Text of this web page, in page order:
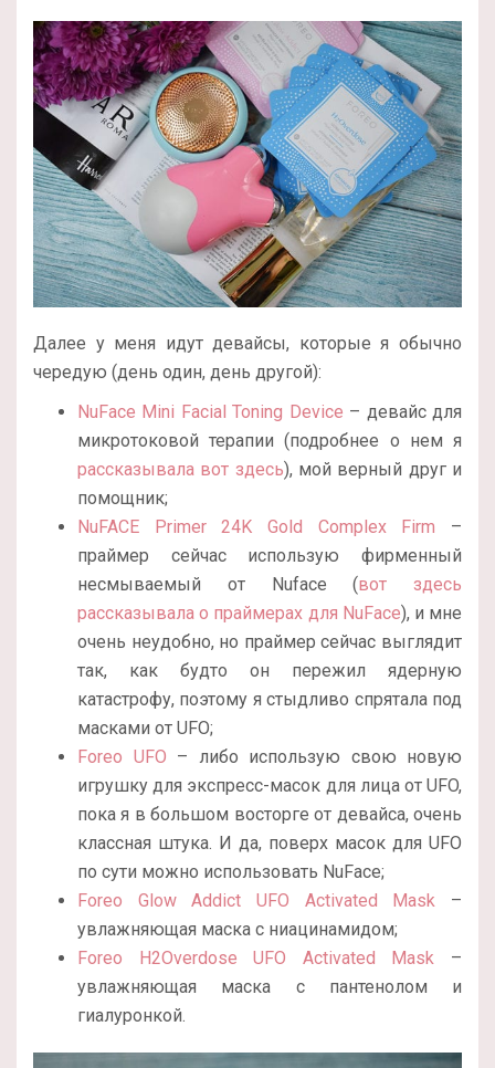
Далее у меня идут девайсы, которые я обычно
чередую (день один, день другой):
NuFace Mini Facial Toning Device – девайс для
микротоковой терапии (подробнее о нем я
рассказывала вот здесь), мой верный друг и
помощник;
NuFACE Primer 24K Gold Complex Firm –
праймер сейчас использую фирменный
несмываемый от Nuface (вот здесь
рассказывала о праймерах для NuFace), и мне
очень неудобно, но праймер сейчас выглядит
так, как будто он пережил ядерную
катастрофу, поэтому я стыдливо спрятала под
масками от UFO;
Foreo UFO – либо использую свою новую
игрушку для экспресс-масок для лица от UFO,
пока я в большом восторге от девайса, очень
классная штука. И да, поверх масок для UFO
по сути можно использовать NuFace;
Foreo Glow Addict UFO Activated Mask –
увлажняющая маска с ниацинамидом;
Foreo H2Overdose UFO Activated Mask –
увлажняющая маска с пантенолом и
гиалуронкой.